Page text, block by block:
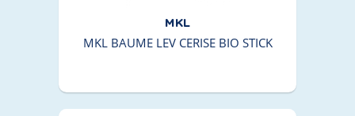
MKL
MKL BAUME LEV CERISE BIO STICK